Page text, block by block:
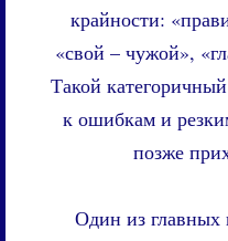
крайности:
«свой – чужой»,
Такой
к ошибкам и
позже
Один из главных